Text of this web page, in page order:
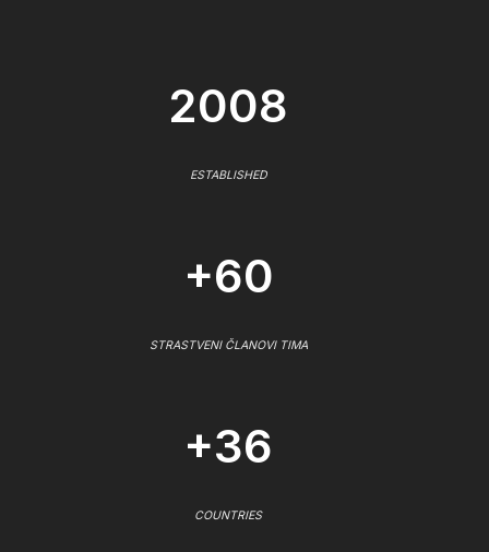
2008
ESTABLISHED
+60
STRASTVENI ČLANOVI TIMA
+36
COUNTRIES